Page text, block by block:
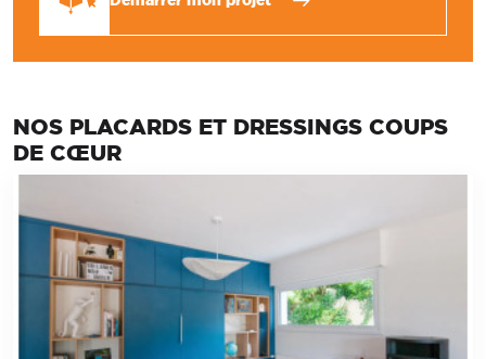
NOS PLACARDS ET DRESSINGS COUPS
DE CŒUR